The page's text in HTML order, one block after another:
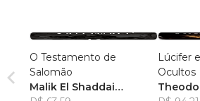
O Testamento de
Salomão
Malik El Shaddai
Lúcifer
Ocultos